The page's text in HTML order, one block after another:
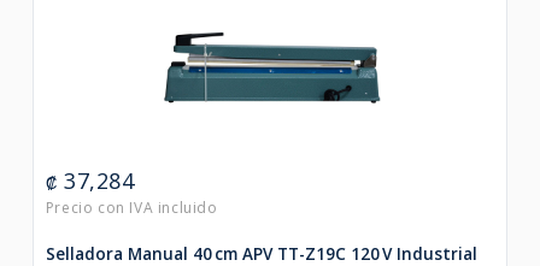
₡ 37,284
Selladora Manual 40 cm APV TT-Z19C 120 V Industrial